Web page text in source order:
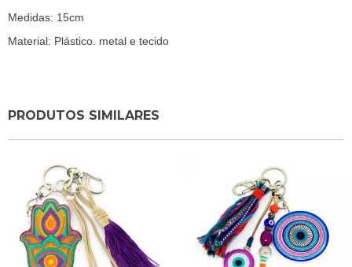
Medidas: 15cm
Material: Plástico. metal e tecido
PRODUTOS SIMILARES